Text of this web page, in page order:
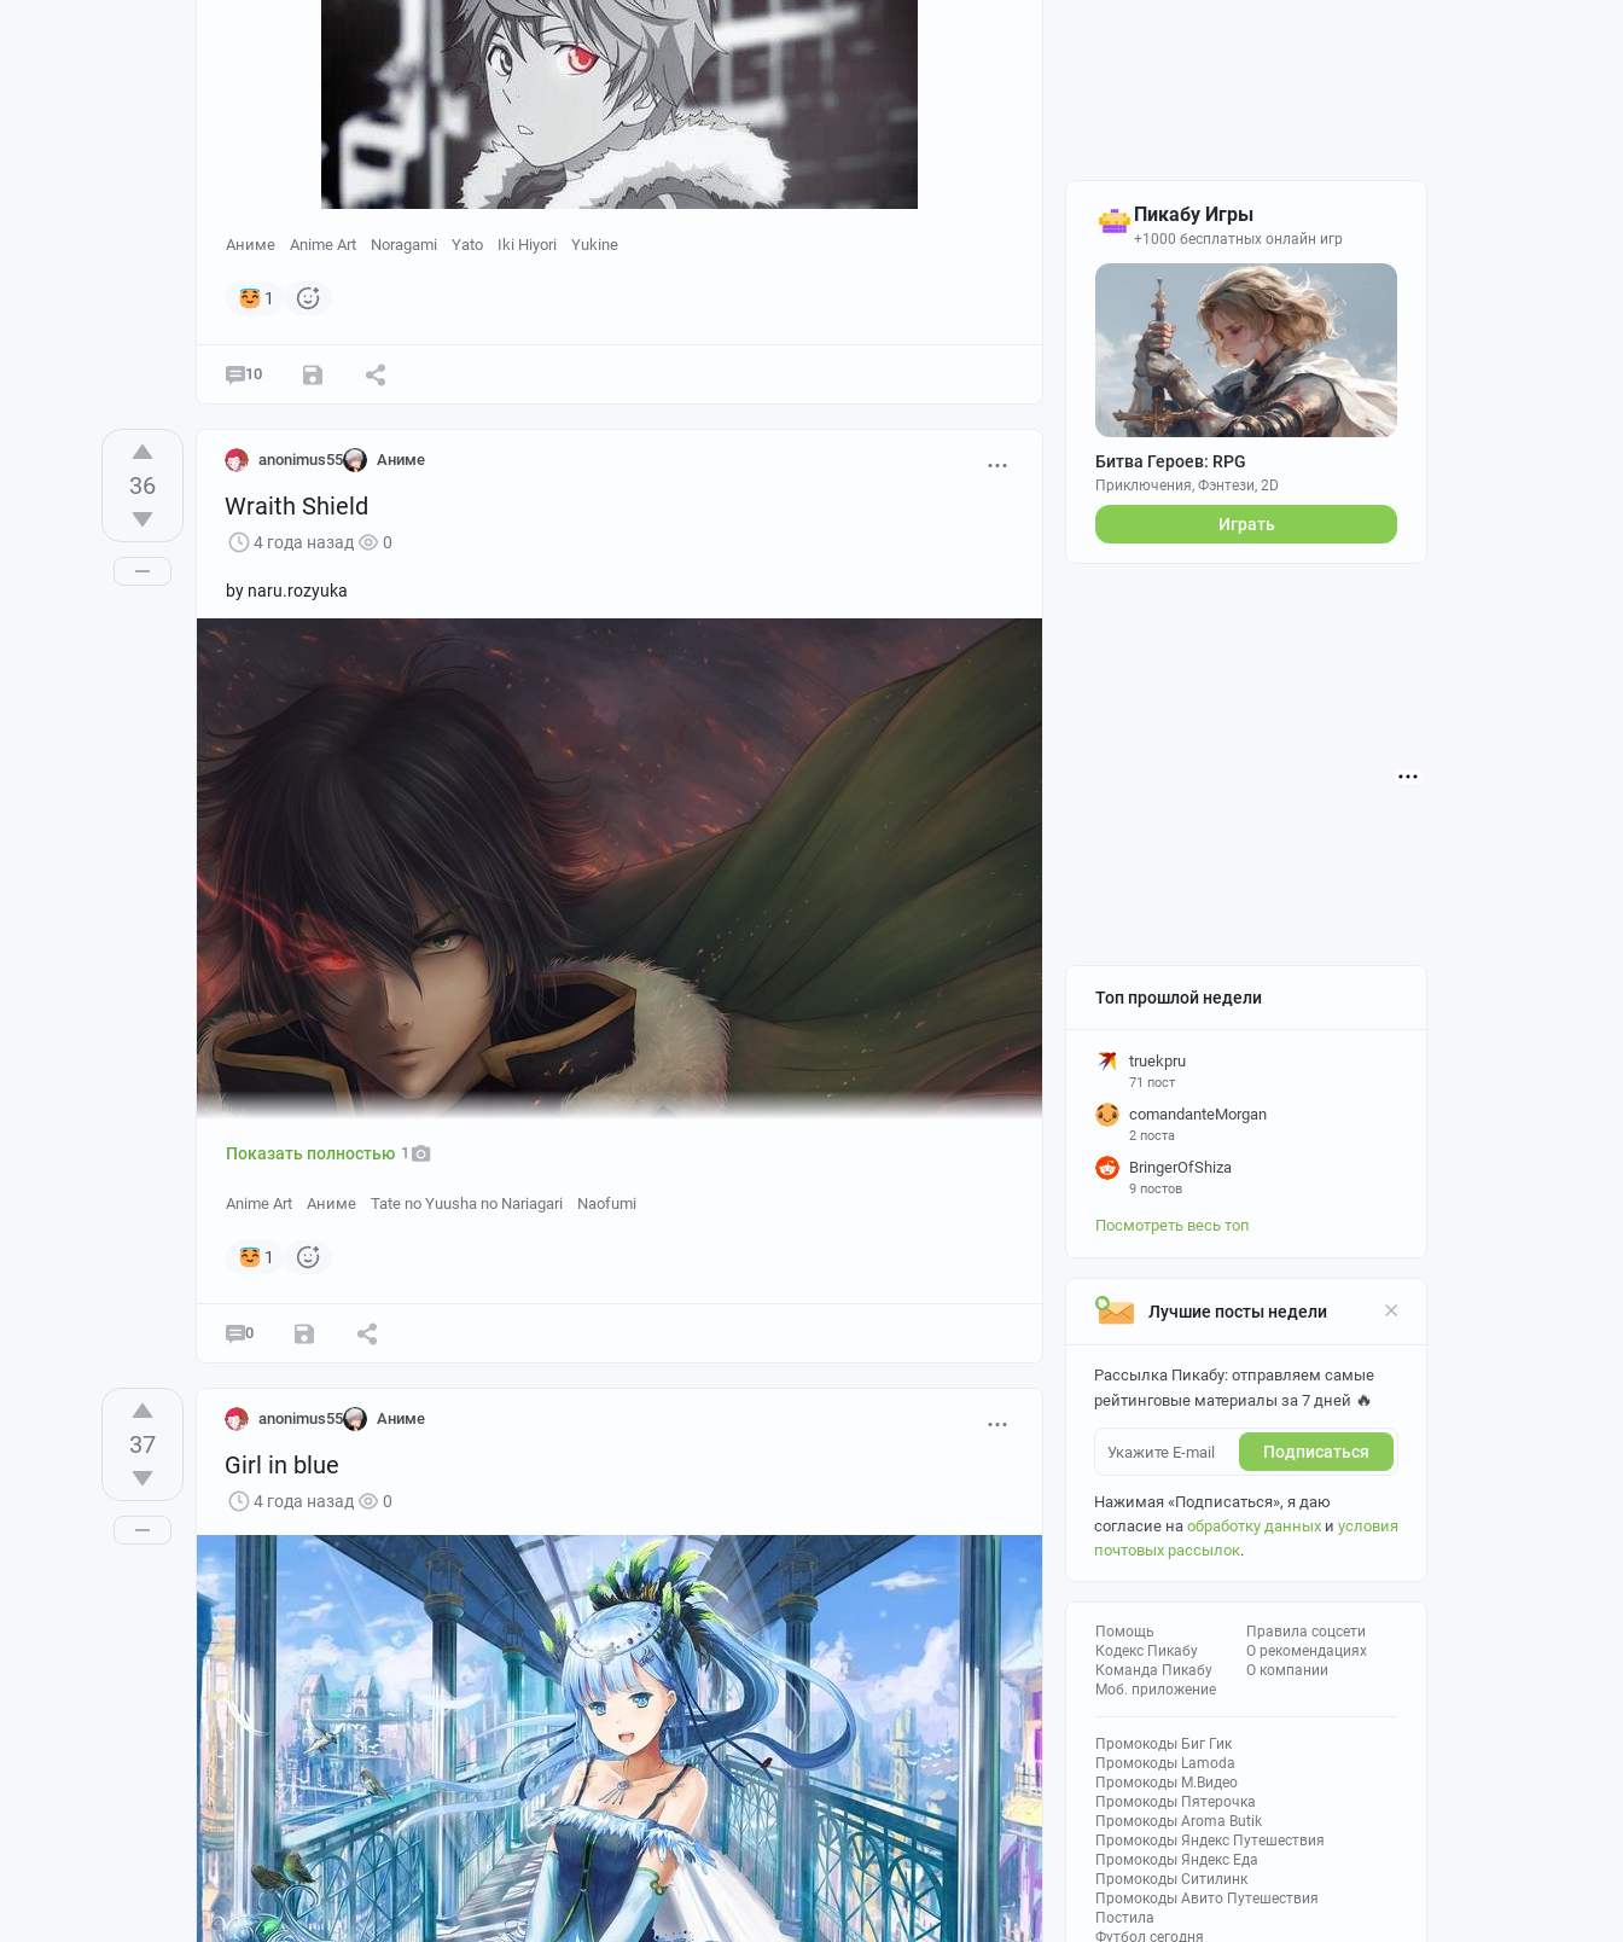
Пикабу Игры
+1000 бесплатных онлайн игр
Битва Героев: RPG
Приключения, Фэнтези, 2D
Играть
Топ прошлой недели
truekpru
71 пост
comandanteMorgan
2 поста
BringerOfShiza
9 постов
Посмотреть весь топ
Лучшие посты недели
Рассылка Пикабу: отправляем самые
рейтинговые материалы за 7 дней 🔥
Подписаться
Нажимая «Подписаться», я даю
согласие на обработку данных и условия
почтовых рассылок.
Помощь
Кодекс Пикабу
Команда Пикабу
Моб. приложение
Правила соцсети
О рекомендациях
О компании
Промокоды Биг Гик
Промокоды Lamoda
Промокоды М.Видео
Промокоды Пятерочка
Промокоды Aroma Butik
Промокоды Яндекс Путешествия
Промокоды Яндекс Еда
Промокоды Ситилинк
Промокоды Авито Путешествия
Постила
Футбол сегодня
Аниме Anime Art Noragami Yato Iki Hiyori Yukine
1
10
36
anonimus55 Аниме
Wraith Shield
4 года назад 0
by naru.rozyuka
Показать полностью 1
Anime Art Аниме Tate no Yuusha no Nariagari Naofumi
1
0
37
anonimus55 Аниме
Girl in blue
4 года назад 0